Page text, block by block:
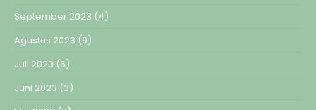
September 2023 (4)
Agustus 2023 (9)
Juli 2023 (6)
Juni 2023 (3)